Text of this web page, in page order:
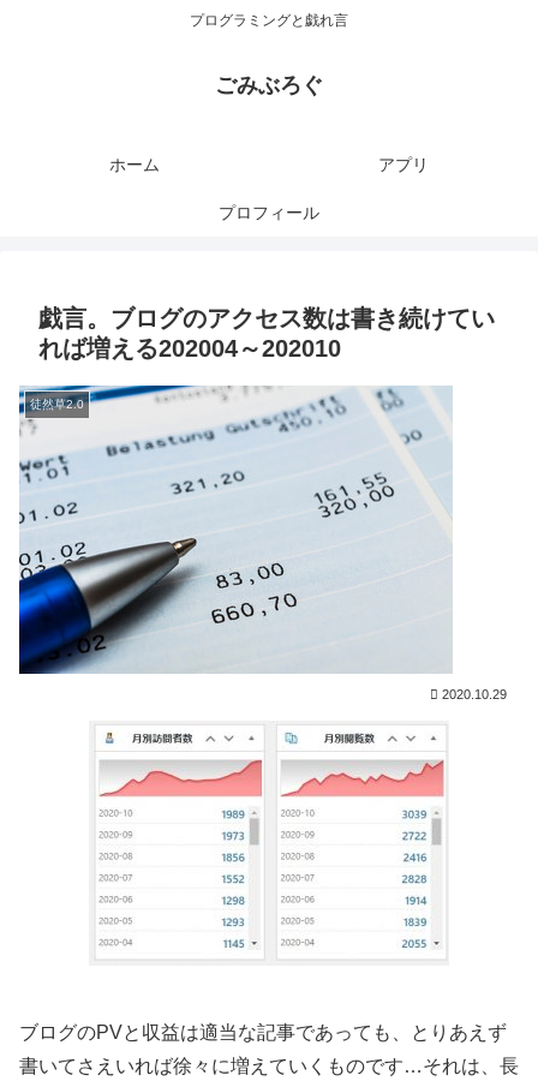
プログラミングと戯れ言
ごみぶろぐ
ホーム アプリ
プロフィール
戯言。ブログのアクセス数は書き続けてい
れば増える202004～202010
徒然草2.0
2020.10.29
ブログのPVと収益は適当な記事であっても、とりあえず
書いてさえいれば徐々に増えていくものです…それは、長